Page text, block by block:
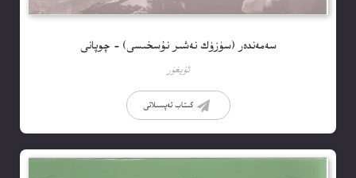
سەمەندەر (سۈزۈك نەشىر نۇسخىسى) – چوپانى
ئۇيغۇر
كىتاب تەپسىلاتى